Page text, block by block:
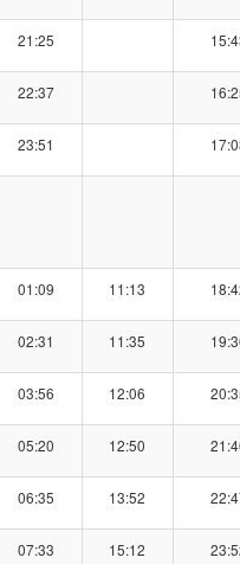
21:25
22:37
23:51
01:09 11:13
02:31 11:35
03:56 12:06
05:20 12:50
06:35 13:52
07:33 15:12